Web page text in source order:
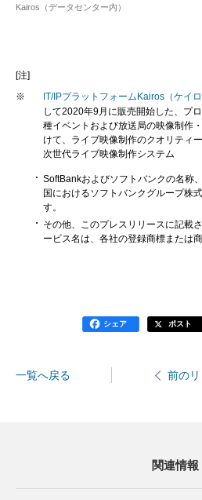
Kairos（データセンター内）
[注]
※
IT/IPプラットフォームKairos（ケイロ
して2020年9月に販売開始した、プ
種イベントおよび放送局の映像制作
けて、ライブ映像制作のクオリティ
次世代ライブ映像制作システム
SoftBankおよびソフトバンクの名称
国におけるソフトバンクグループ株
す。
その他、このプレスリリースに記載
ービス名は、各社の登録商標または商
シェア ポスト
一覧へ戻る 前の
関連情報